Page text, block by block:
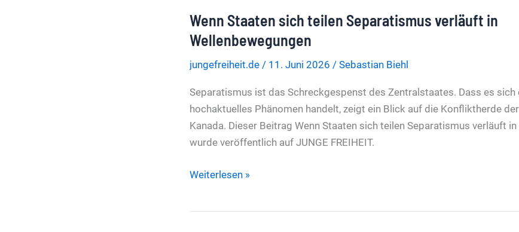
real
US
Force
bietet
Chinas
Weltraumexpansion
Wenn Staaten sich teilen Separatismus verläuft in
Wellenbewegungen
jungefreiheit.de / 11. Juni 2026 / Sebastian Biehl
Separatismus ist das Schreckgespenst des Zentralstaates. Dass es sich
hochaktuelles Phänomen handelt, zeigt ein Blick auf die Konfliktherde
Kanada. Dieser Beitrag Wenn Staaten sich teilen Separatismus verläuft
wurde veröffentlich auf JUNGE FREIHEIT.
Wenn
Weiterlesen »